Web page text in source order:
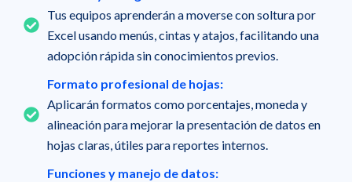
Tus equipos aprenderán a moverse con soltura por
Excel usando menús, cintas y atajos, facilitando una
adopción rápida sin conocimientos previos.
Formato profesional de hojas:
Aplicarán formatos como porcentajes, moneda y
alineación para mejorar la presentación de datos en
hojas claras, útiles para reportes internos.
Funciones y manejo de datos: